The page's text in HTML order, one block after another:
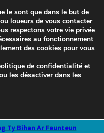
Ty Bihan Ar Feunteun
le sont que dans le but de
loueurs de vous contacter
respectons votre vie privée
au fonctionnement
des cookies pour vous
de confidentialité et
les désactiver dans les